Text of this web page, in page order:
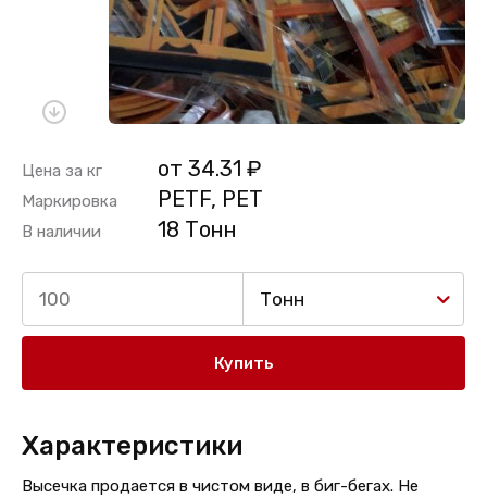
Цена за кг от 34.31 ₽
Маркировка PETF, PET
В наличии 18 Тонн
Тонн
Купить
Характеристики
Высечка продается в чистом виде, в биг-бегах. Не